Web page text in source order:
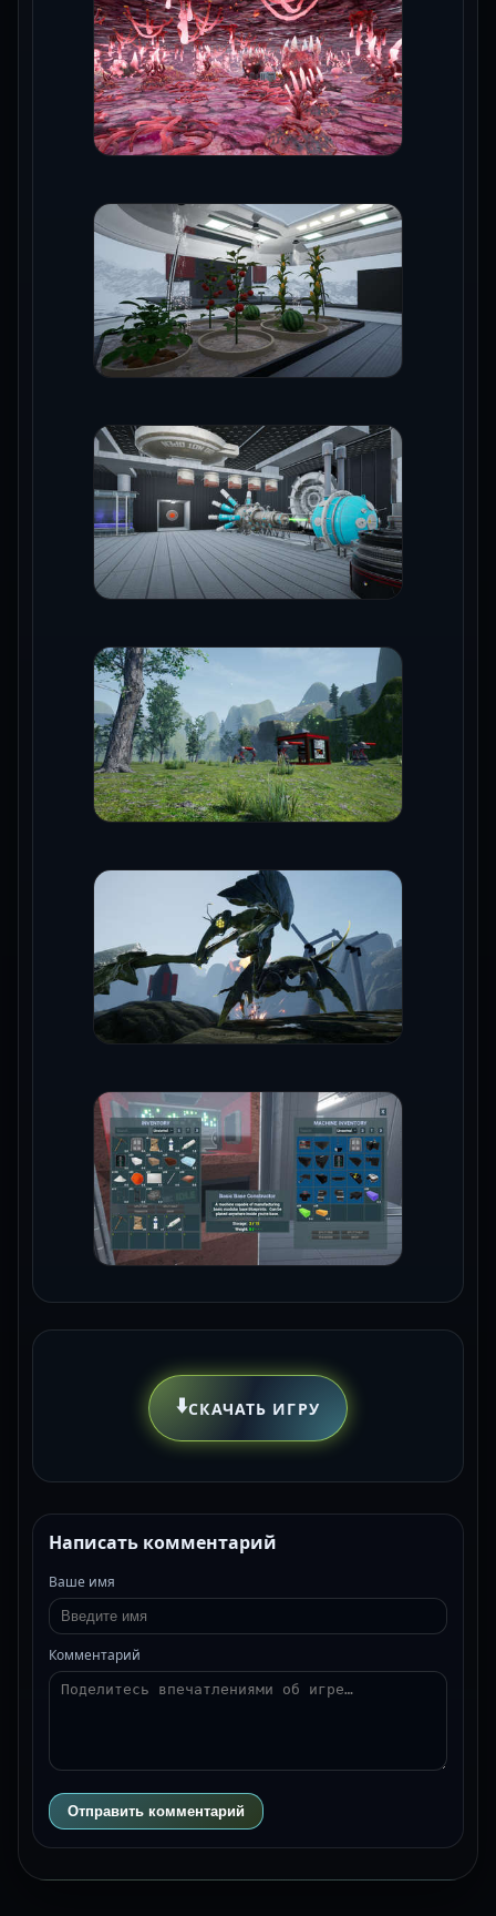
⬇️СКАЧАТЬ ИГРУ
Написать комментарий
Ваше имя
Комментарий
Отправить комментарий